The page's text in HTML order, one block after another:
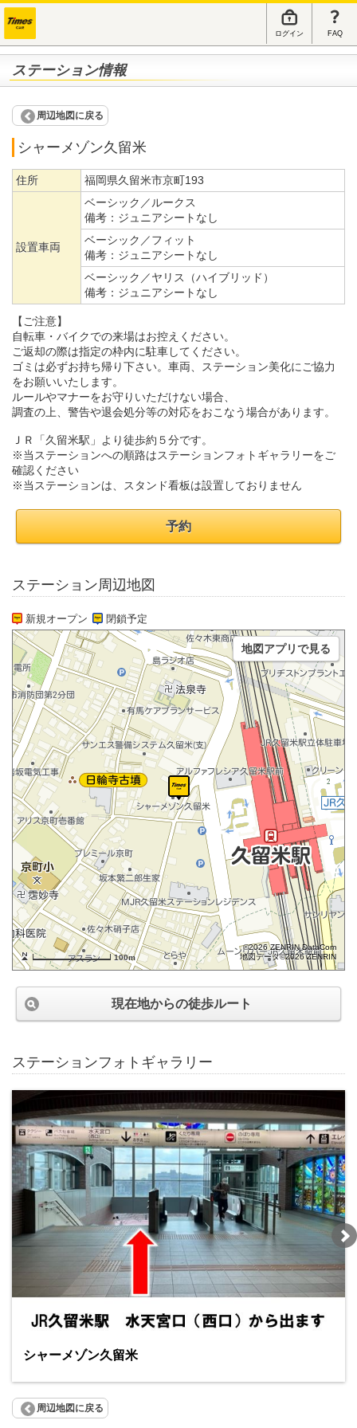
ログイン FAQ
ステーション情報
周辺地図に戻る
シャーメゾン久留米
住所 福岡県久留米市京町193
設置車両
ベーシック／ルークス
備考： ジュニアシートなし
ベーシック／フィット
備考： ジュニアシートなし
ベーシック／ヤリス（ハイブリッド）
備考： ジュニアシートなし
【ご注意】
自転車・バイクでの来場はお控えください。
ご返却の際は指定の枠内に駐車してください。
ゴミは必ずお持ち帰り下さい。車両、ステーション美化にご協力
をお願いいたします。
ルールやマナーをお守りいただけない場合、
調査の上、警告や退会処分等の対応をおこなう場合があります。
ＪＲ「久留米駅」より徒歩約５分です。
※当ステーションへの順路はステーションフォトギャラリーをご
確認ください
※当ステーションは、スタンド看板は設置しておりません
予約
ステーション周辺地図
新規オープン 閉鎖予定
100m
©2026 ZENRIN DataCom
地図データ©2026 ZENRIN
地図アプリで見る
現在地からの徒歩ルート
ステーションフォトギャラリー
シャーメゾン久留米
周辺地図に戻る